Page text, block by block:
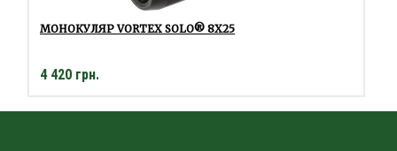
МОНОКУЛЯР VORTEX SOLO® 8X25
4 420 грн.